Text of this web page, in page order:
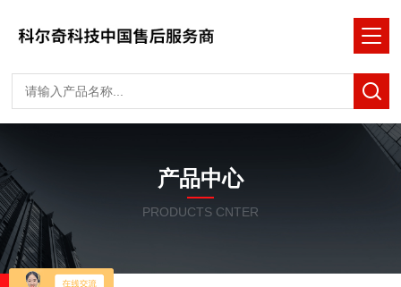
产品中心
PRODUCTS CNTER